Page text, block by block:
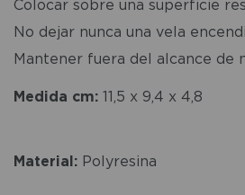
Colocar sobre una superficie
No dejar nunca una vela
Mantener fuera del alcance de
Medida cm: 11,5 x 9,4 x 4,8
Material: Polyresina